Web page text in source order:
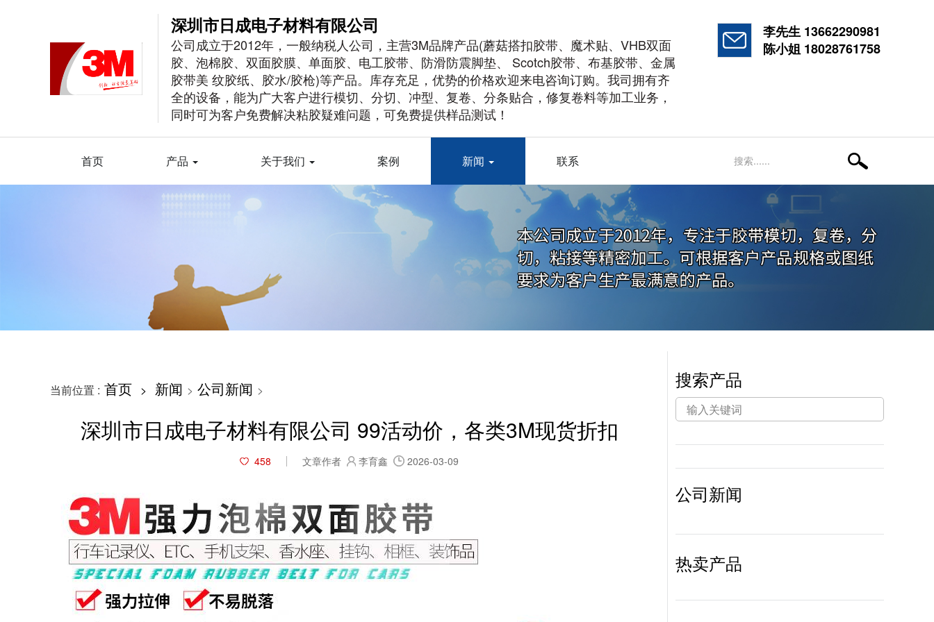
深圳市日成电子材料有限公司
公司成立于2012年，一般纳税人公司，主营3M品牌产品(蘑菇搭扣胶带、魔术贴、VHB双面
胶、泡棉胶、双面胶膜、单面胶、电工胶带、防滑防震脚垫、 Scotch胶带、布基胶带、金属
胶带美 纹胶纸、胶水/胶枪)等产品。库存充足，优势的价格欢迎来电咨询订购。我司拥有齐
全的设备，能为广大客户进行模切、分切、冲型、复卷、分条贴合，修复卷料等加工业务，
同时可为客户免费解决粘胶疑难问题，可免费提供样品测试！
李先生 13662290981
陈小姐 18028761758
首页 产品 关于我们 案例 新闻 联系
当前位置 : 首页 > 新闻 > 公司新闻 >
深圳市日成电子材料有限公司 99活动价，各类3M现货折扣
文章作者 李育鑫 2026-03-09
458
搜索产品
公司新闻
热卖产品